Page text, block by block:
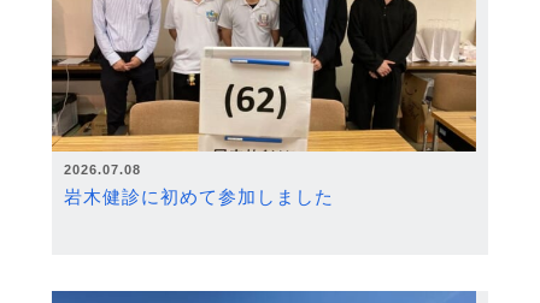
2026.07.08
岩木健診に初めて参加しました